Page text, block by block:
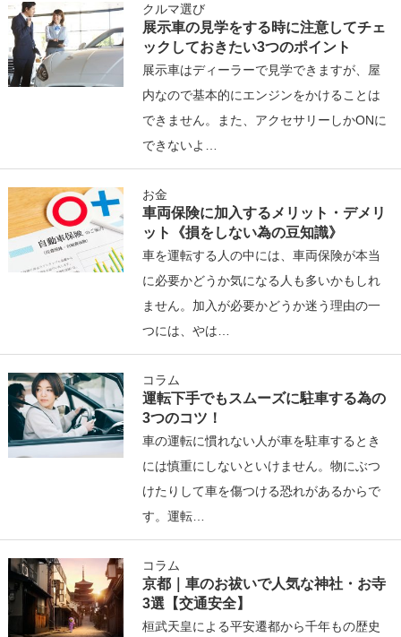
クルマ選び
展示車の見学をする時に注意してチェ
ックしておきたい3つのポイント
展示車はディーラーで見学できますが、屋
内なので基本的にエンジンをかけることは
できません。また、アクセサリーしかONに
できないよ…
お金
車両保険に加入するメリット・デメリ
ット《損をしない為の豆知識》
車を運転する人の中には、車両保険が本当
に必要かどうか気になる人も多いかもしれ
ません。加入が必要かどうか迷う理由の一
つには、やは…
コラム
運転下手でもスムーズに駐車する為の
3つのコツ！
車の運転に慣れない人が車を駐車するとき
には慎重にしないといけません。物にぶつ
けたりして車を傷つける恐れがあるからで
す。運転…
コラム
京都｜車のお祓いで人気な神社・お寺
3選【交通安全】
桓武天皇による平安遷都から千年もの歴史